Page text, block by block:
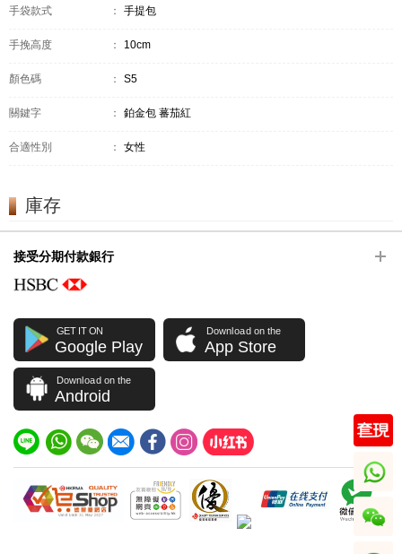
手袋款式 ： 手提包
手挽高度 ： 10cm
顏色碼 ： S5
關鍵字 ： 鉑金包 蕃茄紅
合適性別 ： 女性
庫存
接受分期付款銀行
GET IT ON
Google Play
Download on the
App Store
Download on the
Android